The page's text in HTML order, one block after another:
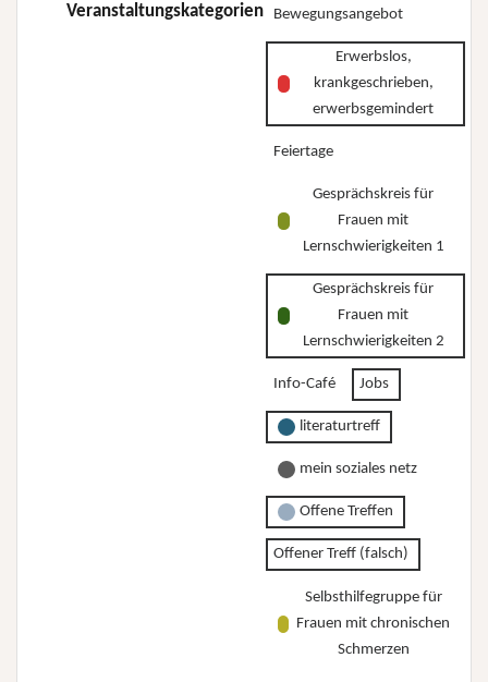
Veranstaltungskategorien Bewegungsangebot
Erwerbslos,
krankgeschrieben,
erwerbsgemindert
Feiertage
Gesprächskreis für
Frauen mit
Lernschwierigkeiten 1
Gesprächskreis für
Frauen mit
Lernschwierigkeiten 2
Info-Café Jobs
literaturtreff
mein soziales netz
Offene Treffen
Offener Treff (falsch)
Selbsthilfegruppe für
Frauen mit chronischen
Schmerzen